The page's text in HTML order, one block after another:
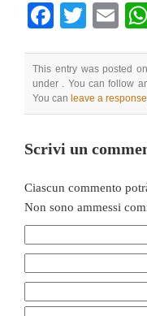
Facebook
Twitter
This entry was posted
under . You can follow
You can leave a response
Scrivi un
Ciascun commento
Non sono ammessi